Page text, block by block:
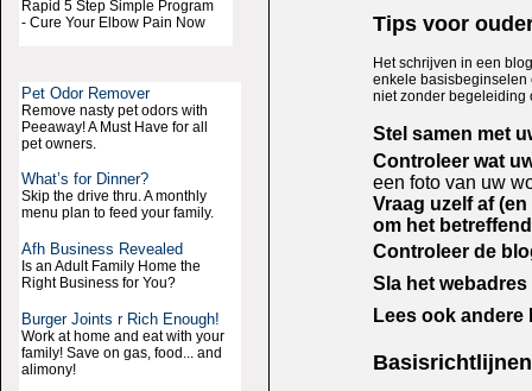
Rapid 5 Step Simple Program
- Cure Your Elbow Pain Now
Pet Odor Remover
Remove nasty pet odors with
Peeaway! A Must Have for all
pet owners.
What’s for Dinner?
Skip the drive thru. A monthly
menu plan to feed your family.
Afh Business Revealed
Is an Adult Family Home the
Right Business for You?
Burger Joints r Rich Enough!
Work at home and eat with your
family! Save on gas, food... and
alimony!
Tips voor
Het schrijven in een
enkele basisbeginselen
niet zonder begeleiding
Stel samen met
Controleer wat
een foto van uw
Vraag uzelf af
om het
Controleer de
Sla het
Lees ook andere